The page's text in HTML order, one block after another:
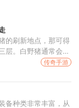
的刷新地点，那可得
层。白野猪通常会在
达目的地，你需要先
传奇手游
备种类非常丰富，从